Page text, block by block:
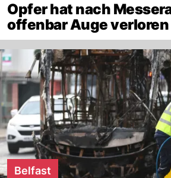
Opfer hat nach
offenbar Auge verloren
Belfast